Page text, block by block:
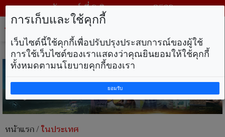
วันเสาร์ ที่ 8 สิงหาคม พ.ศ. 2569
หน้าแรก/ในประเทศ
การเก็บและใช้คุกกี้
เว็บไซต์นี้ใช้คุกกี้เพื่อปรับปรุงประสบการณ์ของผู้ใช้
การใช้เว็บไซต์ของเราแสดงว่าคุณยินยอมให้ใช้คุกกี้
ทั้งหมดตามนโยบายคุกกี้ของเรา
ยอมรับ